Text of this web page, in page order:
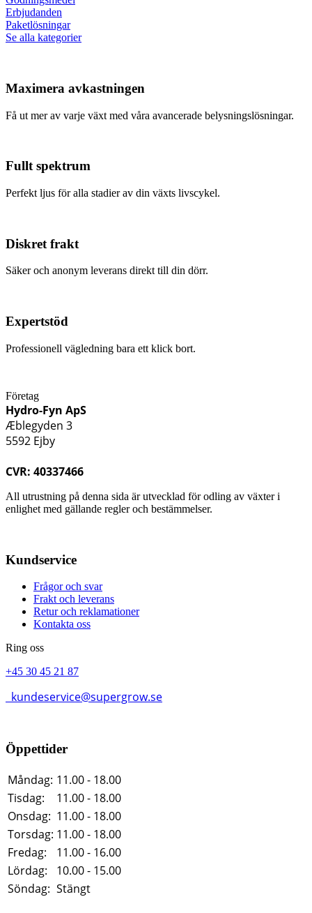
Erbjudanden
Paketlösningar
Se alla kategorier
Maximera avkastningen
Få ut mer av varje växt med våra avancerade belysningslösningar.
Fullt spektrum
Perfekt ljus för alla stadier av din växts livscykel.
Diskret frakt
Säker och anonym leverans direkt till din dörr.
Expertstöd
Professionell vägledning bara ett klick bort.
Företag
Hydro-Fyn ApS
Æblegyden 3
5592 Ejby
CVR: 40337466
All utrustning på denna sida är utvecklad för odling av växter i
enlighet med gällande regler och bestämmelser.
Kundservice
Frågor och svar
Frakt och leverans
Retur och reklamationer
Kontakta oss
Ring oss
+45 30 45 21 87
kundeservice@supergrow.se
Öppettider
Måndag: 11.00 - 18.00
Tisdag:
11.00 - 18.00
Onsdag: 11.00 - 18.00
Torsdag: 11.00 - 18.00
Fredag:
11.00 - 16.00
Lördag:
10.00 - 15.00
Söndag: Stängt